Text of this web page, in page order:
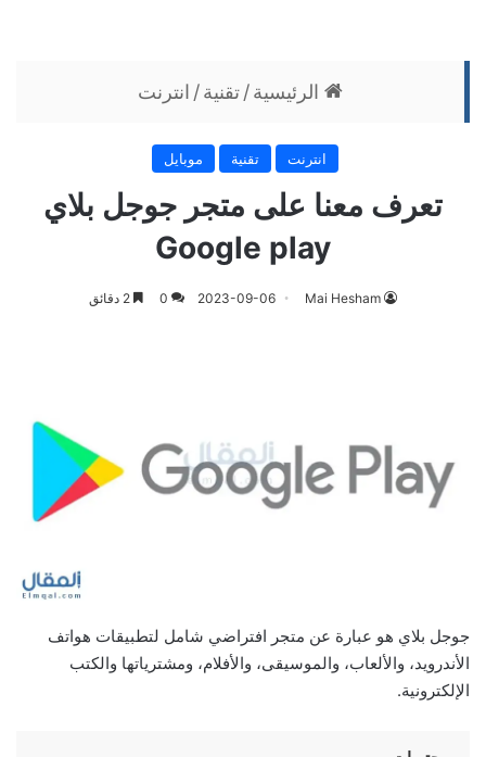
الرئيسية/تقنية/ انترنت
انترنت تقنية موبايل
تعرف معنا على متجر جوجل بلاي
Google play
Mai Hesham
2023-09-06
0
جوجل بلاي هو عبارة عن متجر افتراضي شامل لتطبيقات هواتف
الأندرويد، والألعاب، والموسيقى، والأفلام، ومشترياتها والكتب
الإلكترونية.